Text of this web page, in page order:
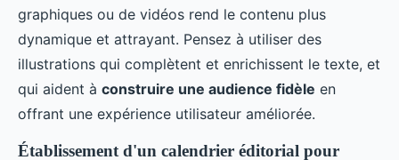
graphiques ou de vidéos rend le contenu plus
dynamique et attrayant. Pensez à utiliser des
illustrations qui complètent et enrichissent le texte, et
qui aident à construire une audience fidèle en
offrant une expérience utilisateur améliorée.
Établissement d'un calendrier éditorial pour